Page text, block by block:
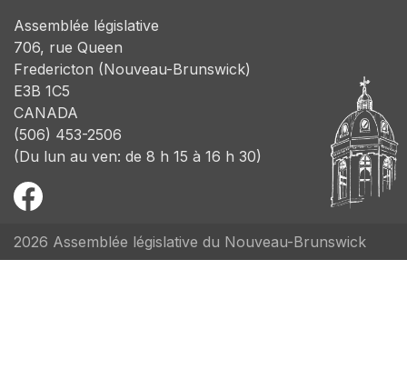
Assemblée législative
706, rue Queen
Fredericton (Nouveau-Brunswick)
E3B 1C5
CANADA
(506) 453-2506
(Du lun au ven: de 8 h 15 à 16 h 30)
2026 Assemblée législative du Nouveau-Brunswick